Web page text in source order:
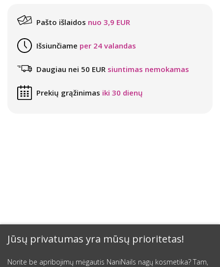
Jūsų privatumas yra mūsų prioritetas!
Norite be apribojimų mėgautis NaniNails nagų kosmetika? Tam,
Pašto išlaidos nuo 3,9 EUR
Išsiunčiame per 24 valandas
Daugiau nei 50 EUR siuntimas nemokamas
Prekių grąžinimas iki 30 dienų